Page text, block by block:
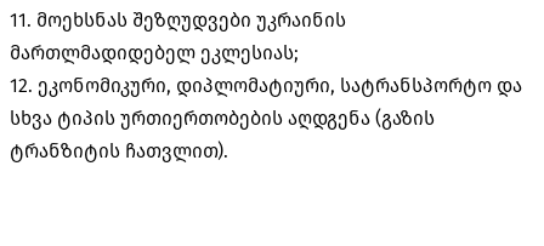
11. მოეხსნას შეზღუდვები უკრაინის
მართლმადიდებელ ეკლესიას;
12. ეკონომიკური, დიპლომატიური, სატრანსპორტო და
სხვა ტიპის ურთიერთობების აღდგენა (გაზის
ტრანზიტის ჩათვლით).